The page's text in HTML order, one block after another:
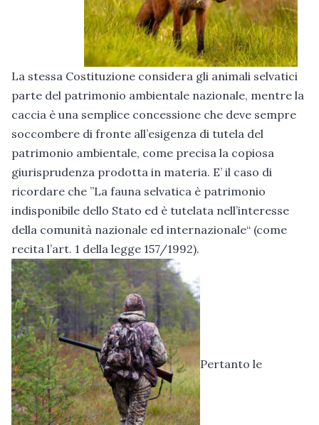
La stessa Costituzione considera gli animali selvatici
parte del patrimonio ambientale nazionale, mentre la
caccia è una semplice concessione che deve sempre
soccombere di fronte all’esigenza di tutela del
patrimonio ambientale, come precisa la copiosa
giurisprudenza prodotta in materia. E’ il caso di
ricordare che ”La fauna selvatica è patrimonio
indisponibile dello Stato ed è tutelata nell’interesse
della comunità nazionale ed internazionale“ (come
recita l’art. 1 della legge 157/1992).
Pertanto le